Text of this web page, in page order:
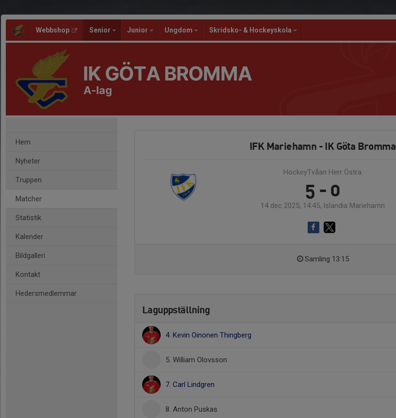
Webbshop Senior Junior Ungdom Skridsko- & Hockeyskola
IK GÖTA BROMMA
A-lag
Hem
Nyheter
Truppen
Matcher
Statistik
Kalender
Bildgalleri
Kontakt
Hedersmedlemmar
IFK Mariehamn - IK Göta Bromma
HockeyTvåan Herr Östra
5 - 0
14 dec 2025, 14:45, Islandia Mariehamn
Samling 13:15
Laguppställning
4. Kevin Oinonen Thingberg
5. William Olovsson
7. Carl Lindgren
8. Anton Puskas